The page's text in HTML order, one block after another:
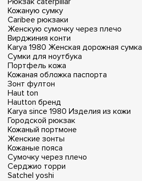
Кожаную сумку
Caribee рюкзаки
Женскую сумочку через плечо
Вирджиния конти
Karya 1980 Женская дорожная сумка
Сумки для ноутбука
Портфель кожа
Кожаная обложка паспорта
Зонт фултон
Haut ton
Hautton бренд
Karya since 1980 Изделия из кожи
Городской рюкзак
Кожаный портмоне
Женские зонты
Кожаные пояса
Сумочку через плечо
Серджио торри
Satchel yoshi